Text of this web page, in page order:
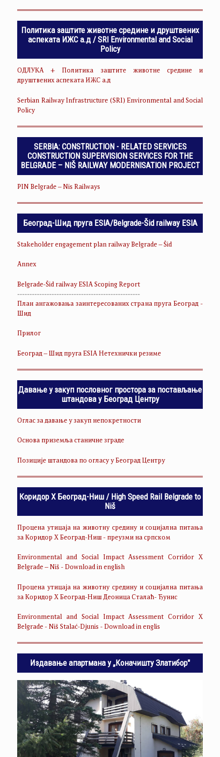
Политика заштите животне средине и друштвених
аспеката ИЖС а.д / SRI Environmental and Social
Policy
ОДЛУКА + Политика заштите животне средине и
друштвених аспеката ИЖС а.д
Serbian Railway Infrastructure (SRI) Environmental and Social
Policy
SERBIA: CONSTRUCTION - RELATED SERVICES
CONSTRUCTION SUPERVISION SERVICES FOR THE
BELGRADE – NIŠ RAILWAY MODERNISATION PROJECT
PIN Belgrade – Nis Railways
Београд-Шид пруга ESIA/Belgrade-Šid railway ESIA
Stakeholder engagement plan railway Belgrade – Šid
Annex
Belgrade-Šid railway ESIA Scoping Report
--------------------------------------------------
План ангажовања заинтересованих страна пруга Београд -
Шид
Прилог
Београд – Шид пруга ESIA Нетехнички резиме
Давање у закуп пословног простора за постављање
штандова у Београд Центру
Оглас за давање у закуп непокретности
Основа приземља станичне зграде
Позиције штандова по огласу у Београд Центру
Коридор Х Београд-Ниш / High Speed Rail Belgrade to
Niš
Процена утицаја на животну средину и социјална питања
за Коридор Х Београд-Ниш - преузми на српском
Environmental and Social Impact Assessment Corridor X
Belgrade – Niš - Download in english
Процена утицаја на животну средину и социјална питања
за Коридор Х Београд-Ниш Деоница Сталаћ- Ђунис
Environmental and Social Impact Assessment Corridor X
Belgrade - Niš Stalać-Djunis - Download in englis
Издавање апартмана у „Коначишту Златибор"